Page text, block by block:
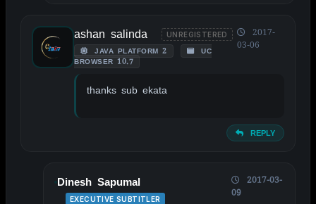
ashan salinda UNREGISTERED
JAVA PLATFORM 2
UC
BROWSER 10.7
2017-
03-06
thanks sub ekata
REPLY
Dinesh Sapumal
EXECUTIVE SUBTITLER
2017-03-
09